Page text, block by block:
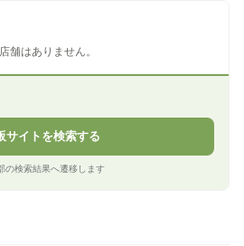
舗はありません。
サイトを検索する
の検索結果へ遷移します